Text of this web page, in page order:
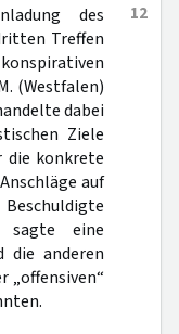
12
des
Treffen
(Westfalen)
dabei
Ziele
die konkrete
auf
sagte eine
die anderen